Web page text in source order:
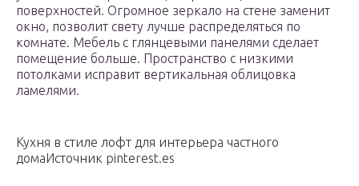
поверхностей. Огромное зеркало на стене заменит
окно, позволит свету лучше распределяться по
комнате. Мебель с глянцевыми панелями сделает
помещение больше. Пространство с низкими
потолками исправит вертикальная облицовка
ламелями.
Кухня в стиле лофт для интерьера частного
домаИсточник pinterest.es